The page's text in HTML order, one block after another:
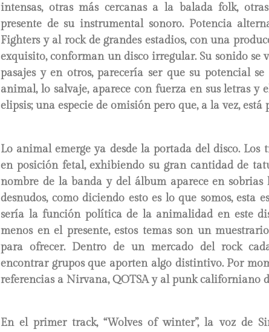
intensas, otras más cercanas a la balada folk,
presente de su instrumental sonoro. Potencia
Fighters y al rock de grandes estadios, con una
exquisito, conforman un disco irregular. Su sonido se
pasajes y en otros, parecería ser que su potencial
animal, lo salvaje, aparece con fuerza en sus letras y
elipsis; una especie de omisión pero que, a la vez, está
Lo animal emerge ya desde la portada del disco. Los
en posición fetal, exhibiendo su gran cantidad de
nombre de la banda y del álbum aparece en sobrias
desnudos, como diciendo esto es lo que somos, esta
sería la función política de la animalidad en este
menos en el presente, estos temas son un
para ofrecer. Dentro de un mercado del rock
encontrar grupos que aporten algo distintivo. Por
referencias a Nirvana, QOTSA y al punk californiano
En el primer track, “Wolves of winter”, la voz de